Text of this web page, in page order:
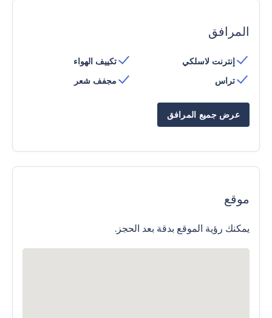
المرافق
إنترنت لاسلكي
تراس
تكييف الهواء
مجفف شعر
عرض جميع المرافق
موقع
يمكنك رؤية الموقع بدقة بعد الحجز.